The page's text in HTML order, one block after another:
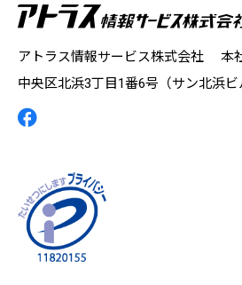
アトラス情報サービス株式会社 本
中央区北浜3丁目1番6号（サン北浜